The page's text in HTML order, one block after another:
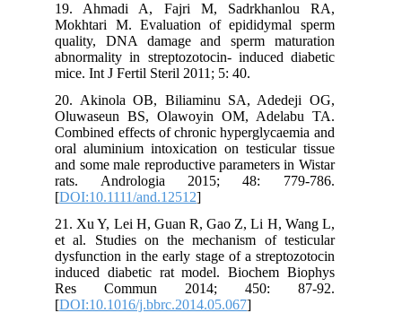
19. Ahmadi A, Fajri M, Sadrkhanlou RA,
Mokhtari M. Evaluation of epididymal sperm
quality, DNA damage and sperm maturation
abnormality in streptozotocin- induced diabetic
mice. Int J Fertil Steril 2011; 5: 40.
20. Akinola OB, Biliaminu SA, Adedeji OG,
Oluwaseun BS, Olawoyin OM, Adelabu TA.
Combined effects of chronic hyperglycaemia and
oral aluminium intoxication on testicular tissue
and some male reproductive parameters in Wistar
rats. Andrologia 2015; 48: 779-786.
[DOI:10.1111/and.12512
21. Xu Y, Lei H, Guan R, Gao Z, Li H, Wang L,
et al. Studies on the mechanism of testicular
dysfunction in the early stage of a streptozotocin
induced diabetic rat model. Biochem Biophys
Res Commun 2014; 450: 87-92.
[DOI:10.1016/j.bbrc.2014.05.067